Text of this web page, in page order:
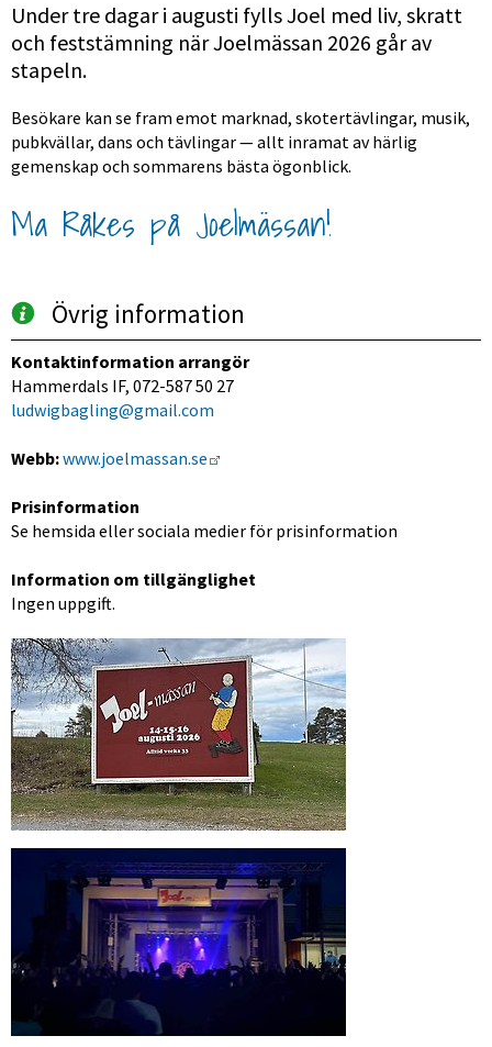
Under tre dagar i augusti fylls Joel med liv, skratt
och feststämning när Joelmässan 2026 går av
stapeln.
Besökare kan se fram emot marknad, skotertävlingar, musik,
pubkvällar, dans och tävlingar — allt inramat av härlig
gemenskap och sommarens bästa ögonblick.
Ma Råkes på Joelmässan!
Övrig information
Kontaktinformation arrangör
Hammerdals IF, 072-587 50 27
ludwigbagling@gmail.com
Webb:www.joelmassan.se
Prisinformation
Se hemsida eller sociala medier för prisinformation
Information om tillgänglighet
Ingen uppgift.
Förstora bilden
Förstora bilden